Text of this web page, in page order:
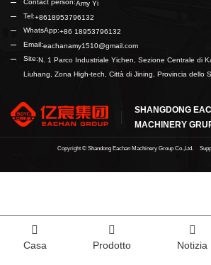
Contact person:Amy Yi
Tel:+8618953796132
WhatsApp:+86 18953796132
Email:eachanamy1510@gmail.com
Site:N. 1 Parco Industriale Yichen, Sezione Centrale di
Liuhang, Zona High-tech, Città di Jining, Provincia dello
SHANGDONG
MACHINERY
Copyright © Shandong Eachan Machinery Group Co.,Ltd.
Casa Prodotto Notizia